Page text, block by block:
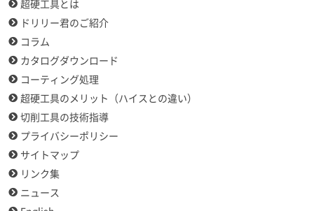
超硬工具とは
ドリリー君のご紹介
コラム
カタログダウンロード
コーティング処理
超硬工具のメリット（ハイスとの違い）
切削工具の技術指導
プライバシーポリシー
サイトマップ
リンク集
ニュース